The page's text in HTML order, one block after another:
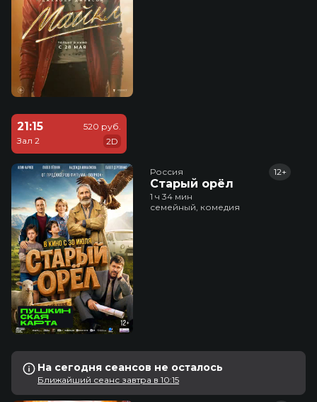
21:15
Зал 2
520 руб.
2D
Россия
Старый орёл
12+
1 ч 34 мин
семейный, комедия
На сегодня сеансов не осталось
Ближайший сеанс завтра в 10:15